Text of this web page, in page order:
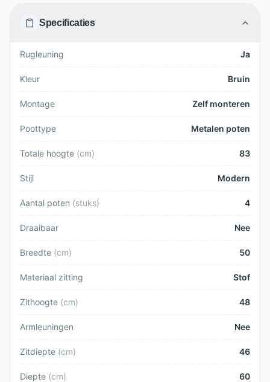
Specificaties
Rugleuning Ja
Kleur Bruin
Montage Zelf monteren
Poottype Metalen poten
Totale hoogte (cm) 83
Stijl Modern
Aantal poten (stuks) 4
Draaibaar Nee
Breedte (cm) 50
Materiaal zitting Stof
Zithoogte (cm) 48
Armleuningen Nee
Zitdiepte (cm) 46
Diepte (cm) 60